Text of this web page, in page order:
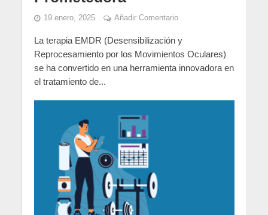
19 enero, 2025 Añadir Comentario
La terapia EMDR (Desensibilización y
Reprocesamiento por los Movimientos Oculares)
se ha convertido en una herramienta innovadora en
el tratamiento de...